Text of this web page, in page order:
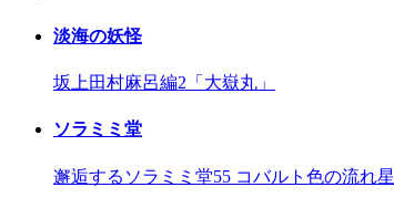
淡海の妖怪
坂上田村麻呂編2「大嶽丸」
ソラミミ堂
邂逅するソラミミ堂55 コバルト色の流れ星